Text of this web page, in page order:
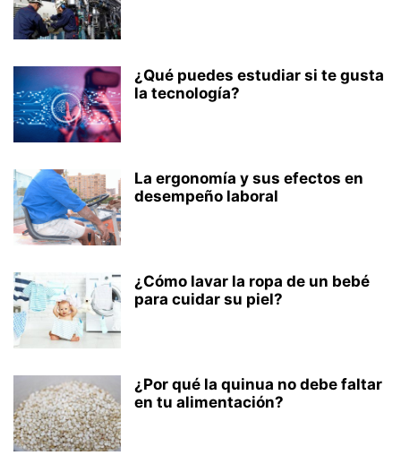
¿Qué puedes estudiar si te gusta
la tecnología?
La ergonomía y sus efectos en
desempeño laboral
¿Cómo lavar la ropa de un bebé
para cuidar su piel?
¿Por qué la quinua no debe faltar
en tu alimentación?